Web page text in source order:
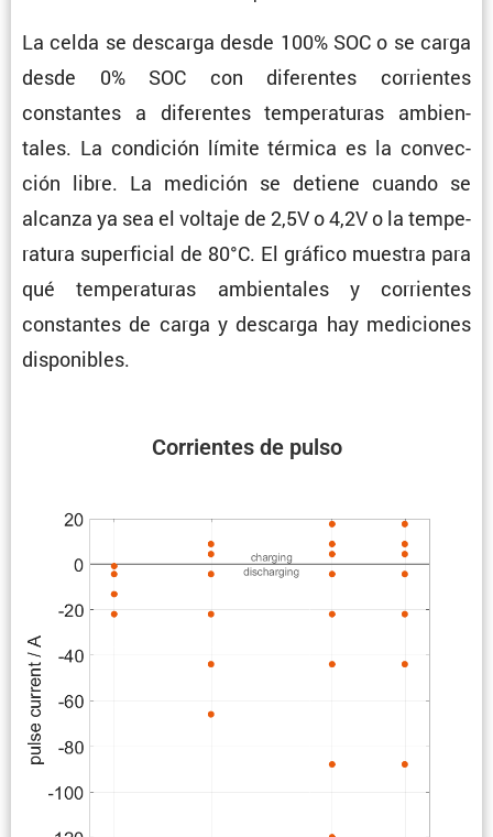
La celda se descarga desde 100% SOC o se carga
desde 0% SOC con diferentes corrientes
constantes a diferentes tempe­ra­turas ambien­
tales. La condi­ción límite térmica es la convec­
ción libre. La medición se detiene cuando se
alcanza ya sea el voltaje de 2,5V o 4,2V o la tempe­
ra­tura super­fi­cial de 80°C. El gráfico muestra para
qué tempe­ra­turas ambien­tales y corrientes
constantes de carga y descarga hay mediciones
disponibles.
Corrientes de pulso